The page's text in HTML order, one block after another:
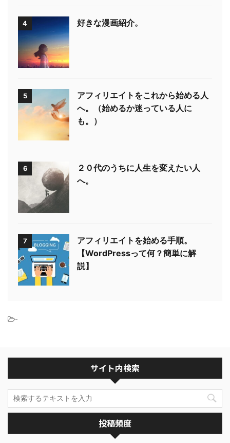
4 好きな漫画紹介。
5
アフィリエイトをこれから始める人
へ。（始めるか迷っている人に
も。）
6
２０代のうちに人生を変えたい人
へ。
7
アフィリエイトを始める手順。
【WordPressって何？簡単に解
説】
-
サイト内検索
投稿頻度